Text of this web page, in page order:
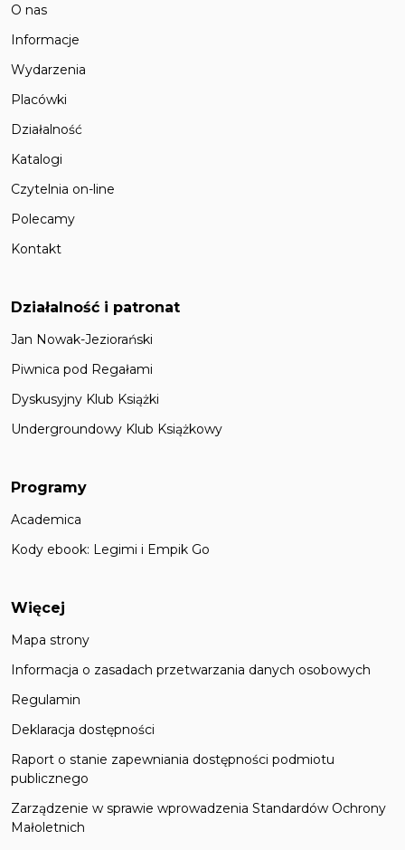
O nas
Informacje
Wydarzenia
Placówki
Działalność
Katalogi
Czytelnia on-line
Polecamy
Kontakt
Działalność i patronat
Jan Nowak-Jeziorański
Piwnica pod Regałami
Dyskusyjny Klub Książki
Undergroundowy Klub Książkowy
Programy
Academica
Kody ebook: Legimi i Empik Go
Więcej
Mapa strony
Informacja o zasadach przetwarzania danych osobowych
Regulamin
Deklaracja dostępności
Raport o stanie zapewniania dostępności podmiotu
publicznego
Zarządzenie w sprawie wprowadzenia Standardów Ochrony
Małoletnich